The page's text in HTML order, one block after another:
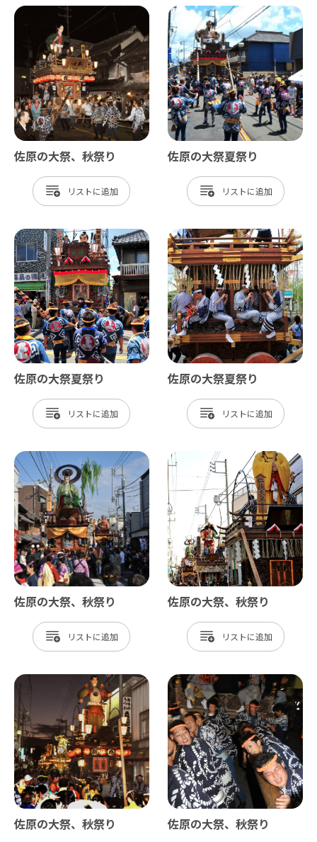
佐原の大祭、秋祭り
リスト
佐原の大祭夏祭り
リスト
佐原の大祭夏祭り
リスト
佐原の大祭夏祭り
リスト
佐原の大祭、秋祭り
リスト
佐原の大祭、秋祭り
リスト
佐原の大祭、秋祭り 佐原の大祭、秋祭り